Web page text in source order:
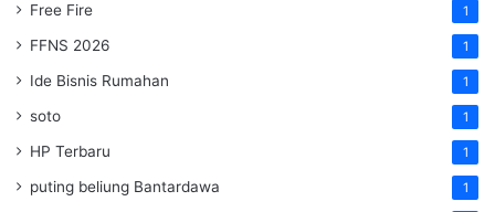
Free Fire 1
FFNS 2026 1
Ide Bisnis Rumahan 1
soto 1
HP Terbaru 1
puting beliung Bantardawa 1